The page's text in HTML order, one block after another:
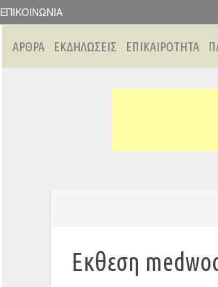
ΕΠΙΚΟΙΝΩΝΊΑ
ΑΡΘΡΑ ΕΚΔΗΛΩΣΕΙΣ ΕΠΙΚΑΙΡΟΤΗΤΑ
Εκθεση